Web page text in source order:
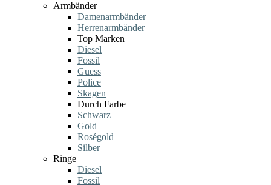
Armbänder
Damenarmbänder
Herrenarmbänder
Top Marken
Diesel
Fossil
Guess
Police
Skagen
Durch Farbe
Schwarz
Gold
Roségold
Silber
Ringe
Diesel
Fossil